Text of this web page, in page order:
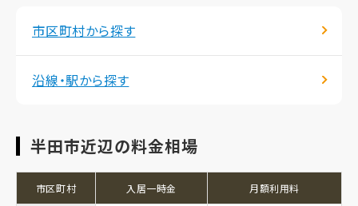
市区町村から探す
沿線・駅から探す
半田市近辺の料金相場
市区町村 入居一時金 月額利用料